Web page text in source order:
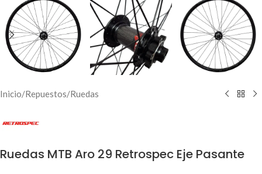
Inicio/Repuestos/Ruedas
Ruedas MTB Aro 29 Retrospec Eje Pasante